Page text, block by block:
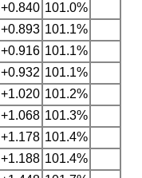
+0.840 101.0%
+0.893 101.1%
+0.916 101.1%
+0.932 101.1%
+1.020 101.2%
+1.068 101.3%
+1.178 101.4%
+1.188 101.4%